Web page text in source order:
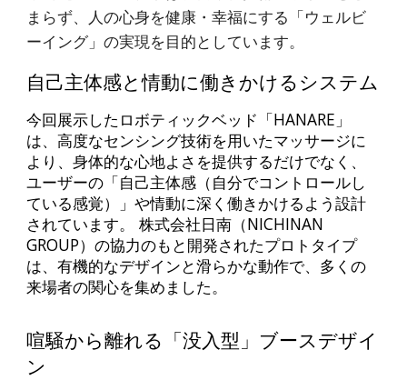
まらず、人の心身を健康・幸福にする「ウェルビ
ーイング」の実現を目的としています。
自己主体感と情動に働きかけるシステム
今回展示したロボティックベッド「HANARE」
は、高度なセンシング技術を用いたマッサージに
より、身体的な心地よさを提供するだけでなく、
ユーザーの「自己主体感（自分でコントロールし
ている感覚）」や情動に深く働きかけるよう設計
されています。 株式会社日南（NICHINAN
GROUP）の協力のもと開発されたプロトタイプ
は、有機的なデザインと滑らかな動作で、多くの
来場者の関心を集めました。
喧騒から離れる「没入型」ブースデザイ
ン